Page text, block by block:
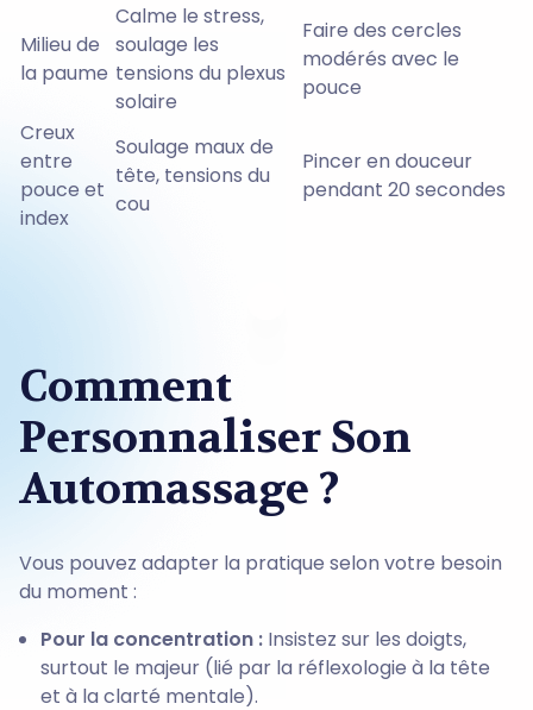
Milieu de
la paume
Calme le stress,
soulage les
tensions du plexus
solaire
Faire des cercles
modérés avec le
pouce
Creux
entre
pouce et
index
Soulage maux de
tête, tensions du
cou
Pincer en douceur
pendant 20 secondes
Comment
Personnaliser Son
Automassage ?
Vous pouvez adapter la pratique selon votre besoin
du moment :
Pour la concentration :Insistez sur les doigts,
surtout le majeur (lié par la réflexologie à la tête
et à la clarté mentale).